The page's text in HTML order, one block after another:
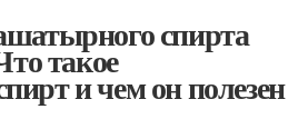
спирта
такое
и чем он полезен